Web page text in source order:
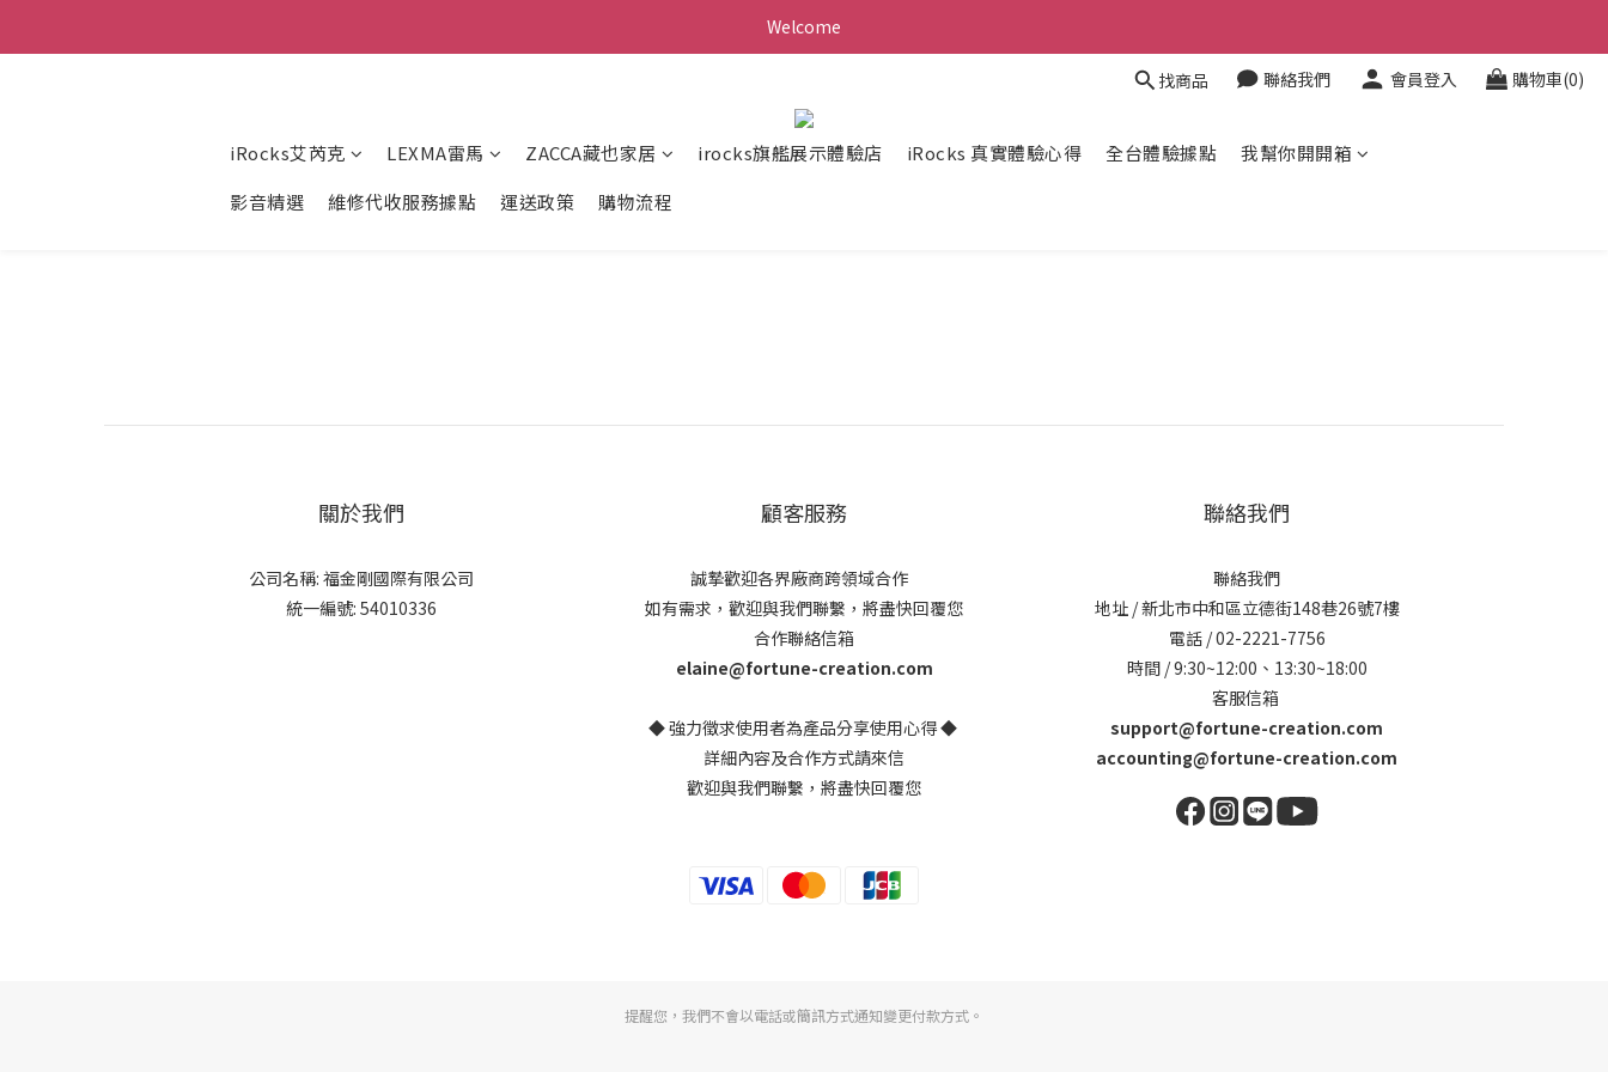
Welcome
找商品 聯絡我們 會員登入 購物車(0)
iRocks艾芮克 LEXMA雷馬 ZACCA藏也家居 irocks旗艦展示體驗店 iRocks 真實體驗心得 全台體驗據點
我幫你開開箱
影音精選
維修代收服務據點 運送政策 購物流程
關於我們
公司名稱: 福金剛國際有限公司
統一編號: 54010336
顧客服務
誠摯歡迎各界廠商跨領域合作
如有需求，歡迎與我們聯繫，將盡快回覆您
合作聯絡信箱
elaine@fortune-creation.com
◆ 強力徵求使用者為產品分享使用心得 ◆
詳細內容及合作方式請來信
歡迎與我們聯繫，將盡快回覆您
聯絡我們
聯絡我們
地址 / 新北市中和區立德街148巷26號7樓
電話 / 02-2221-7756
時間 / 9:30~12:00、13:30~18:00
客服信箱
support@fortune-creation.com
accounting@fortune-creation.com
提醒您，我們不會以電話或簡訊方式通知變更付款方式。